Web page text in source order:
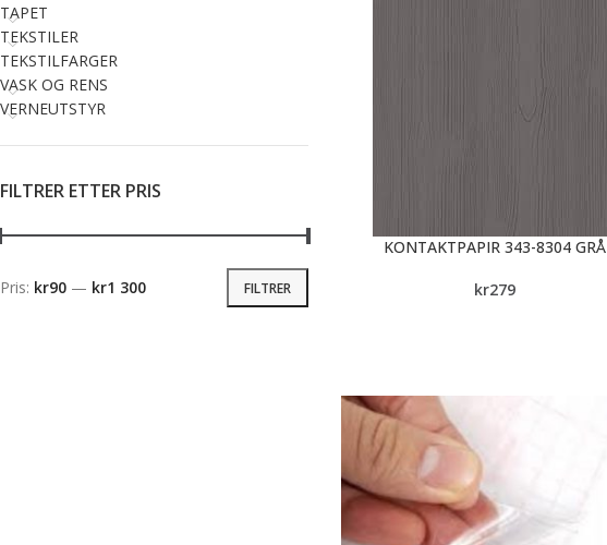
TAPET
TEKSTILER
TEKSTILFARGER
VASK OG RENS
VERNEUTSTYR
FILTRER ETTER PRIS
FILTRER
Pris: kr90 — kr1 300
KONTAKTPAPIR 343-8304 GRÅ
kr279